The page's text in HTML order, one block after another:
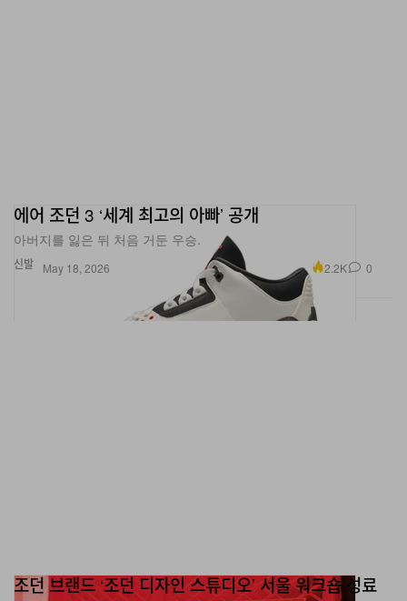
신발
아버지를 잃은 뒤 처음 거둔 우승.
May 18, 2026
파이널 진출자는 과연 누구일까?